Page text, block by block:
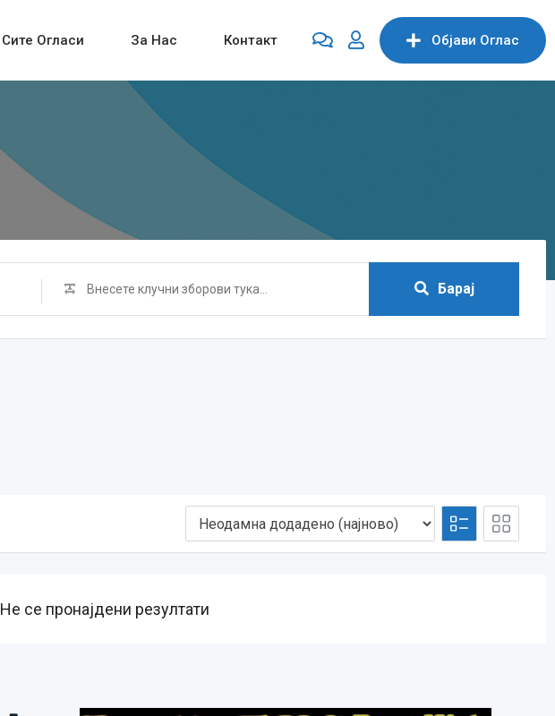
Објави Oглас
Сите Огласи За Нас Контакт
Барај
Не се пронајдени резултати